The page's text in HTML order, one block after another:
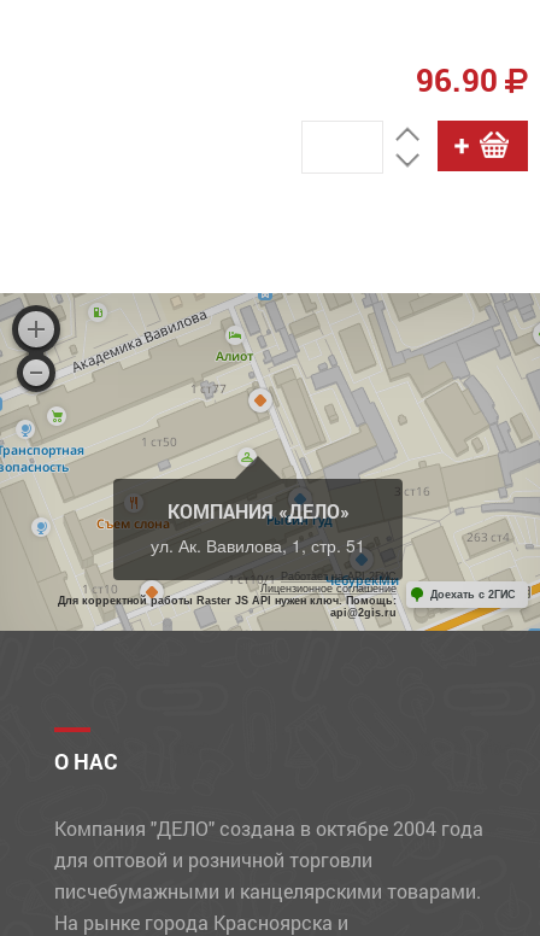
96.90
КОМПАНИЯ «ДЕЛО»
ул. Ак. Вавилова, 1, стр. 51
Работает на API 2ГИС
Лицензионное соглашение
Для корректной работы Raster JS API нужен ключ. Помощь:
api@2gis.ru
Доехать с 2ГИС
О НАС
Компания "ДЕЛО" создана в октябре 2004 года
для оптовой и розничной торговли
писчебумажными и канцелярскими товарами.
На рынке города Красноярска и